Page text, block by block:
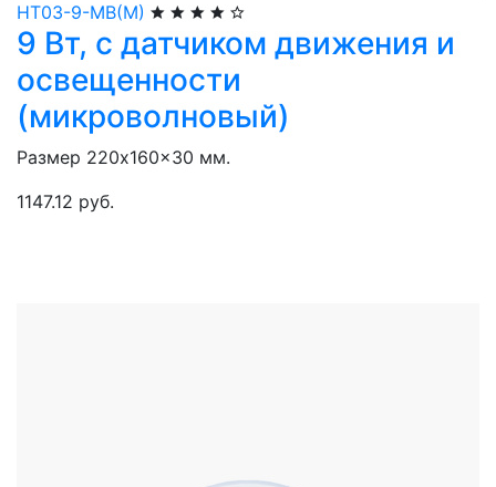
НТ03-9-МВ(М)
9 Вт, с датчиком движения и
освещенности
(микроволновый)
Размер 220x160x30 мм.
1147.12 руб.